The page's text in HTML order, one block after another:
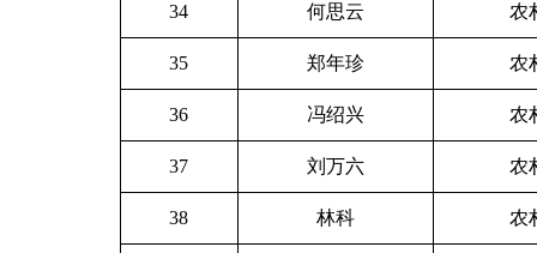
34 何思云 农
35 郑年珍 农
36 冯绍兴 农
37 刘万六 农
38 林科 农